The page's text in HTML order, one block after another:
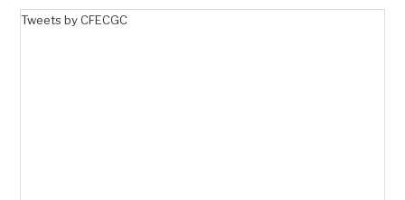
Tweets by CFECGC